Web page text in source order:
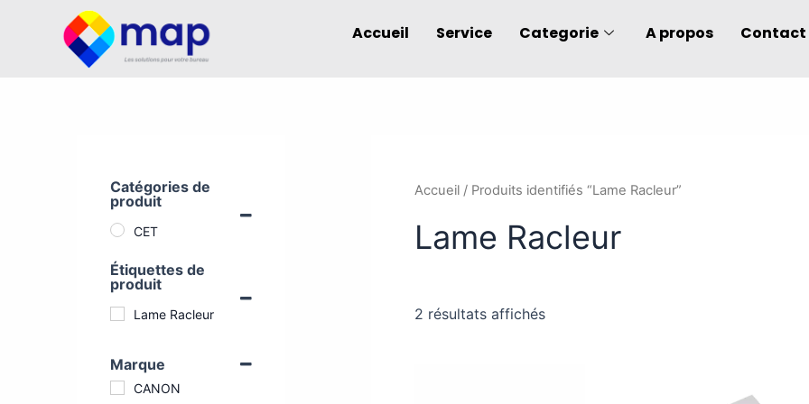
Accueil Service Categorie A propos Contact
Catégories de
produit
CET
Étiquettes de
produit
Lame Racleur
Marque
CANON
Accueil / Produits identifiés “Lame Racleur”
Lame Racleur
2 résultats affichés